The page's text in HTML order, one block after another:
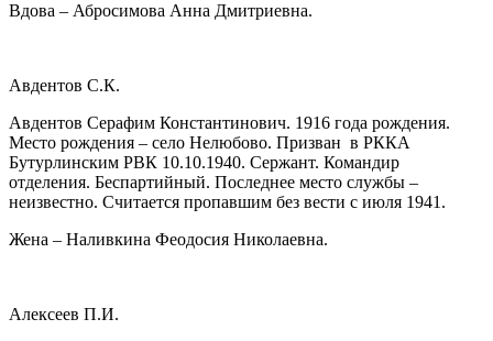
Вдова – Абросимова Анна Дмитриевна.
Авдентов С.К.
Авдентов Серафим Константинович. 1916 года рождения.
Место рождения – село Нелюбово. Призван в РККА
Бутурлинским РВК 10.10.1940. Сержант. Командир
отделения. Беспартийный. Последнее место службы –
неизвестно. Считается пропавшим без вести с июля 1941.
Жена – Наливкина Феодосия Николаевна.
Алексеев П.И.